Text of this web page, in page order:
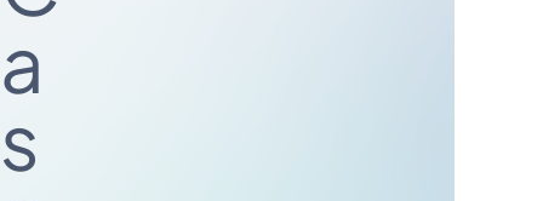
エンジニアブログ（Zenn）
お役立ち情報（PJ Insight）
a
s